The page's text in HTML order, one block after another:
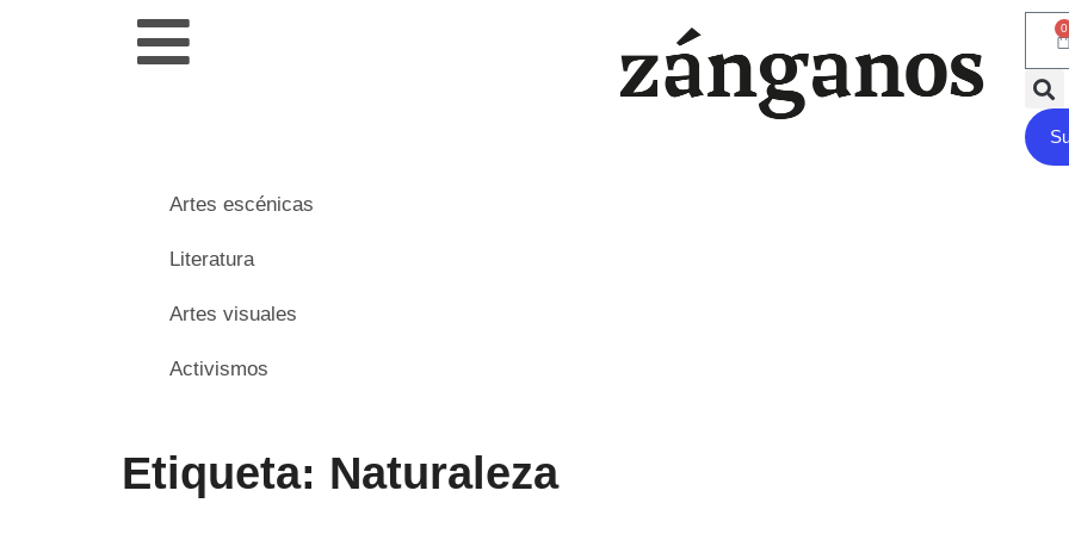
0
Artes escénicas
Literatura
Artes visuales
Activismos
Etiqueta: Naturaleza